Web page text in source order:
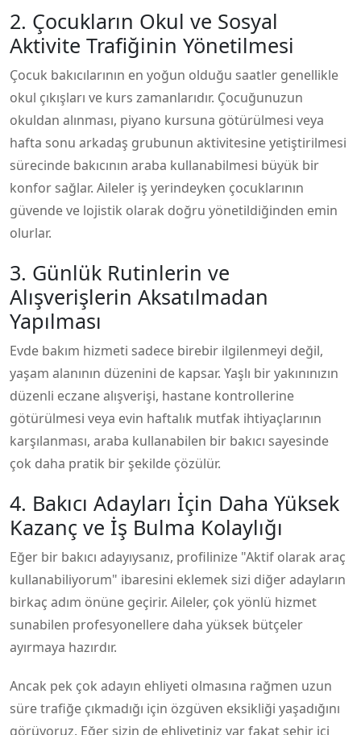
2. Çocukların Okul ve Sosyal
Aktivite Trafiğinin Yönetilmesi
Çocuk bakıcılarının en yoğun olduğu saatler genellikle
okul çıkışları ve kurs zamanlarıdır. Çocuğunuzun
okuldan alınması, piyano kursuna götürülmesi veya
hafta sonu arkadaş grubunun aktivitesine yetiştirilmesi
sürecinde bakıcının araba kullanabilmesi büyük bir
konfor sağlar. Aileler iş yerindeyken çocuklarının
güvende ve lojistik olarak doğru yönetildiğinden emin
olurlar.
3. Günlük Rutinlerin ve
Alışverişlerin Aksatılmadan
Yapılması
Evde bakım hizmeti sadece birebir ilgilenmeyi değil,
yaşam alanının düzenini de kapsar. Yaşlı bir yakınınızın
düzenli eczane alışverişi, hastane kontrollerine
götürülmesi veya evin haftalık mutfak ihtiyaçlarının
karşılanması, araba kullanabilen bir bakıcı sayesinde
çok daha pratik bir şekilde çözülür.
4. Bakıcı Adayları İçin Daha Yüksek
Kazanç ve İş Bulma Kolaylığı
Eğer bir bakıcı adayıysanız, profilinize "Aktif olarak araç
kullanabiliyorum" ibaresini eklemek sizi diğer adayların
birkaç adım önüne geçirir. Aileler, çok yönlü hizmet
sunabilen profesyonellere daha yüksek bütçeler
ayırmaya hazırdır.
Ancak pek çok adayın ehliyeti olmasına rağmen uzun
süre trafiğe çıkmadığı için özgüven eksikliği yaşadığını
görüyoruz. Eğer sizin de ehliyetiniz var fakat şehir içi